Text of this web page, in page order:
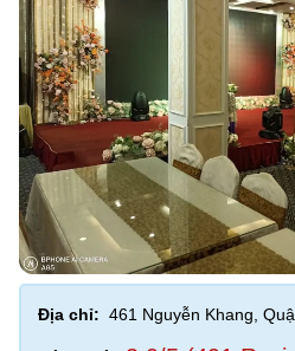
Địa chỉ: 461 Nguyễn Khang,